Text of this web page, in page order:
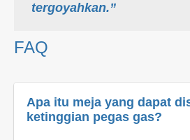
tergoyahkan.”
FAQ
Apa itu meja yang dapat
ketinggian pegas gas?